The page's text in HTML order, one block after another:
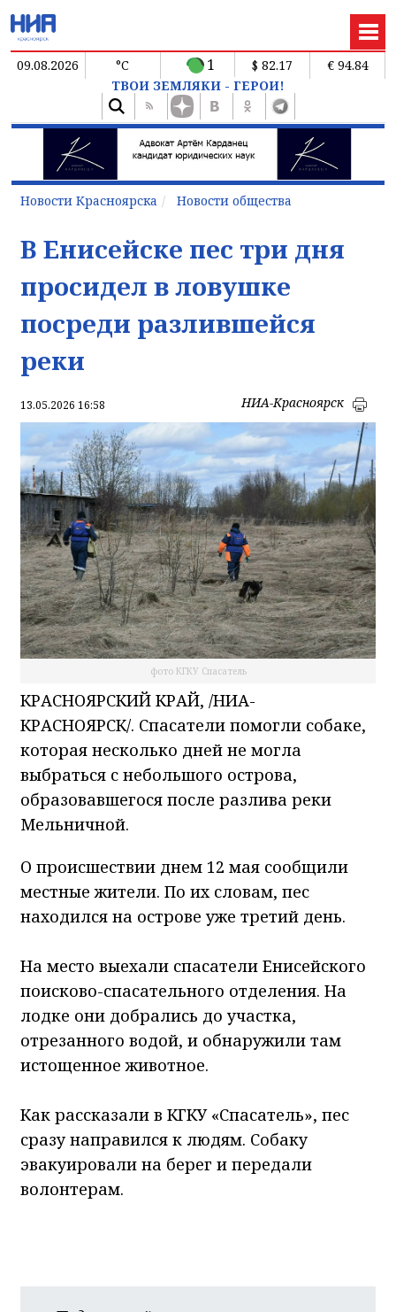
09.08.2026 °C 1 $ 82.17
€ 94.84
ТВОИ ЗЕМЛЯКИ - ГЕРОИ!
Новости Красноярска Новости общества
В Енисейске пес три дня
просидел в ловушке
посреди разлившейся
реки
13.05.2026 16:58 НИА-Красноярск
фото КГКУ Спасатель
КРАСНОЯРСКИЙ КРАЙ, /НИА-
КРАСНОЯРСК/. Спасатели помогли собаке,
которая несколько дней не могла
выбраться с небольшого острова,
образовавшегося после разлива реки
Мельничной.
О происшествии днем 12 мая сообщили
местные жители. По их словам, пес
находился на острове уже третий день.
На место выехали спасатели Енисейского
поисково-спасательного отделения. На
лодке они добрались до участка,
отрезанного водой, и обнаружили там
истощенное животное.
Как рассказали в КГКУ «Спасатель», пес
сразу направился к людям. Собаку
эвакуировали на берег и передали
волонтерам.